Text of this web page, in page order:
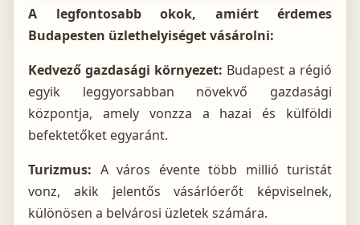
A legfontosabb okok, amiért érdemes
Budapesten üzlethelyiséget vásárolni:
Kedvező gazdasági környezet: Budapest a régió
egyik leggyorsabban növekvő gazdasági
központja, amely vonzza a hazai és külföldi
befektetőket egyaránt.
Turizmus: A város évente több millió turistát
vonz, akik jelentős vásárlóerőt képviselnek,
különösen a belvárosi üzletek számára.